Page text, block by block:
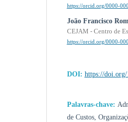
https://orcid.org/0000-
João Francisco
CEJAM - Centro de
https://orcid.org/0000-
DOI: https://doi.org/
Palavras-chave:
de Custos,